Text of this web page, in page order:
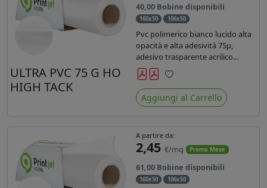
ULTRA PVC 75 G HO
HIGH TACK
40,00 Bobine disponibili
160x50 106x50
Pvc polimerico bianco lucido alta
opacità e alta adesività 75µ,
adesivo trasparente acrilico
hotmelt permanente, durata 5-7
anni, liner 140gr PE su entrambi
lati. Prestazioni di alto livello.
Dotato di certificato ignifugo
Preferiti
Aggiungi al Carrello
A partire da:
2,45 €/mq Promo Mese
61,00 Bobine disponibili
160x50 106x50